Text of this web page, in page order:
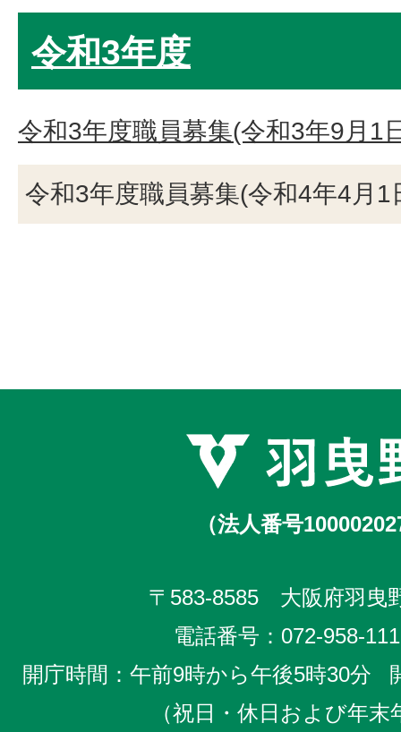
令和3年度
令和3年度職員募集(令和3年9月1
令和3年度職員募集(令和4年4月1
（法人番号
〒583-8585 大阪府羽曳
電話番号： 072-958-
開庁時間：午前9時から午後5時30分
（祝日・休日および年